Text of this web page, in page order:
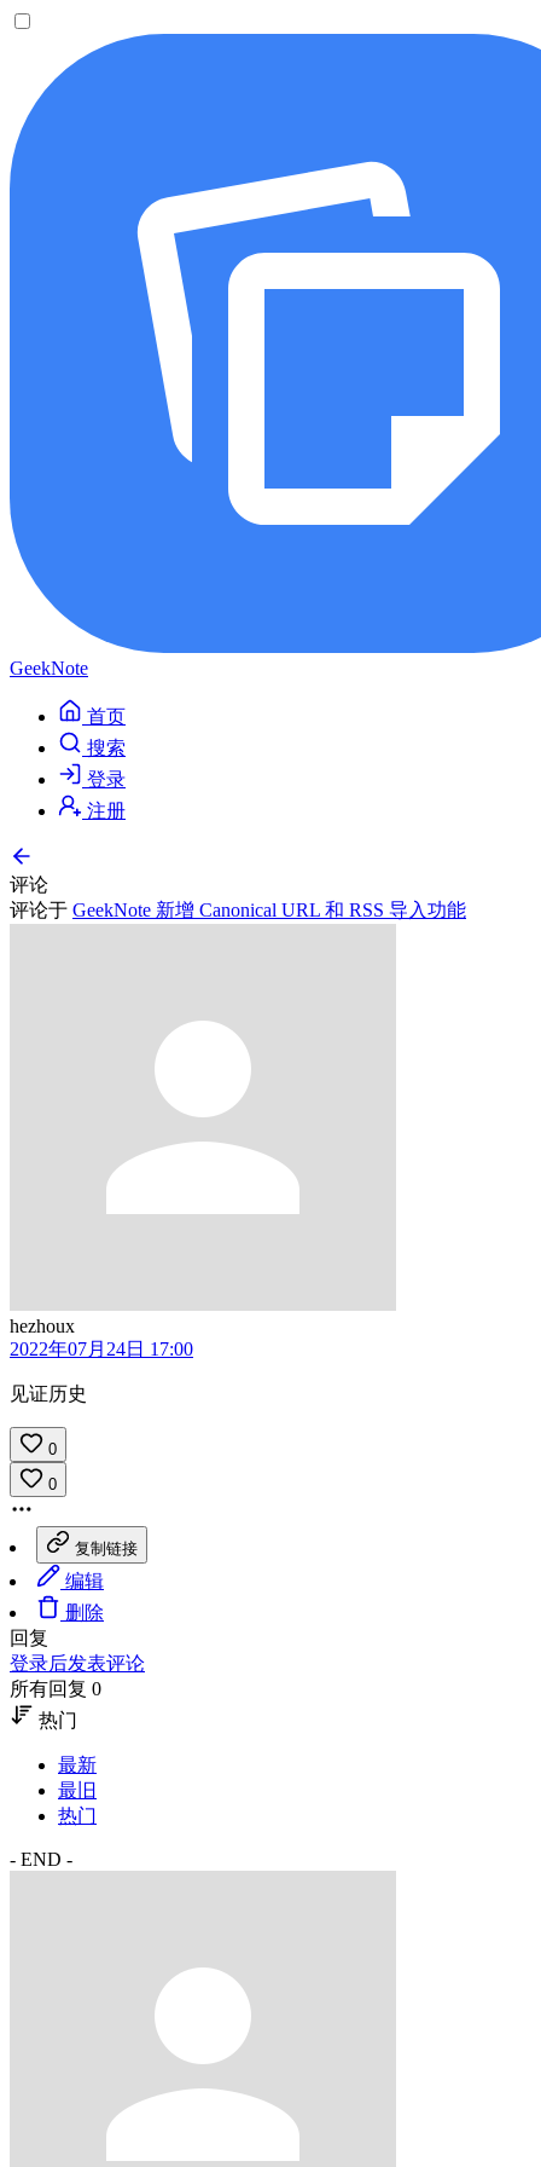
GeekNote
首页
搜索
登录
注册
评论
评论于 GeekNote 新增 Canonical URL 和 RSS 导入功能
hezhoux
2022年07月24日 17:00
见证历史
0
0
复制链接
编辑
删除
回复
登录后发表评论
所有回复 0
热门
最新
最旧
热门
- END -